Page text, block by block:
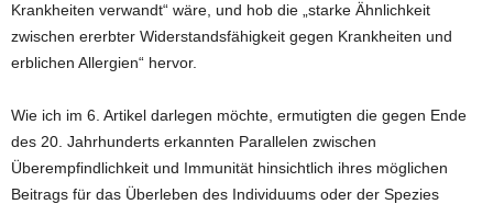
Krankheiten verwandt“ wäre, und hob die „starke Ähnlichkeit
zwischen ererbter Widerstandsfähigkeit gegen Krankheiten und
erblichen Allergien“ hervor.
Wie ich im 6. Artikel darlegen möchte, ermutigten die gegen Ende
des 20. Jahrhunderts erkannten Parallelen zwischen
Überempfindlichkeit und Immunität hinsichtlich ihres möglichen
Beitrags für das Überleben des Individuums oder der Spezies